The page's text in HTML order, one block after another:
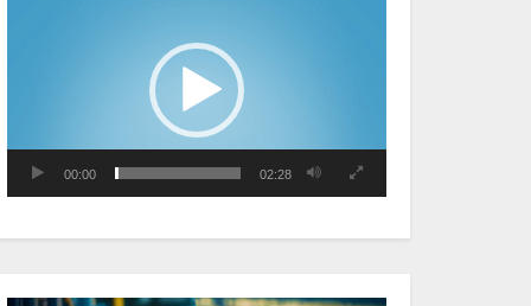
économique a observé
une contraction de 3,6 %
au premier trimestre 2026
Le Gabon signe un retour
00:00 02:28